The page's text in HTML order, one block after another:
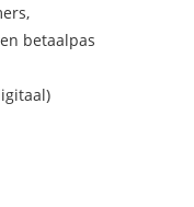
betaalpas